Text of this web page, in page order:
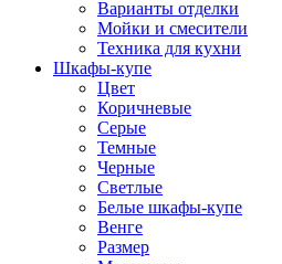
Варианты отделки
Мойки и смесители
Техника для кухни
Шкафы-купе
Цвет
Коричневые
Серые
Темные
Черные
Светлые
Белые шкафы-купе
Венге
Размер